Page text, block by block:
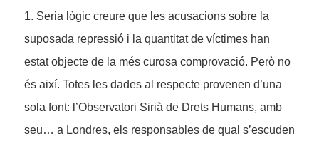
1. Seria lògic creure que les acusacions sobre la
suposada repressió i la quantitat de víctimes han
estat objecte de la més curosa comprovació. Però no
és així. Totes les dades al respecte provenen d’una
sola font: l’Observatori Sirià de Drets Humans, amb
seu… a Londres, els responsables de qual s’escuden